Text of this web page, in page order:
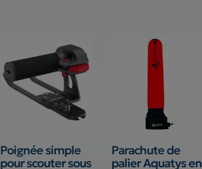
Poignée simple
pour scouter sous
Parachute de
palier Aquatys en